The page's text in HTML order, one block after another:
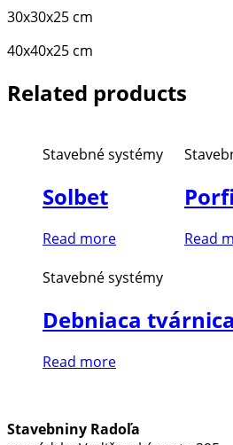
30x30x25 cm
40x40x25 cm
Related products
Stavebné systémy
Solbet
Read more
Read
Stavebné systémy
Debniaca
Read more
Stavebniny Radoľa